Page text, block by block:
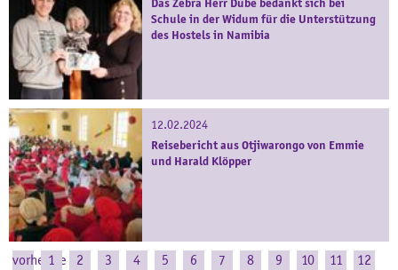
Das Zebra Herr Dube bedankt sich bei
Schule in der Widum für die Unterstützung
des Hostels in Namibia
12.02.2024
Reisebericht aus Otjiwarongo von Emmie
und Harald Klöpper
vorherige
1 2 3 4 5 6 7 8 9 10 11
12